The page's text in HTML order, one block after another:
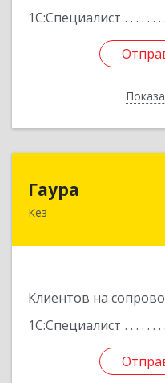
1С:Специалист
Гаура
Кез
Клиентов на
1С:Специалист